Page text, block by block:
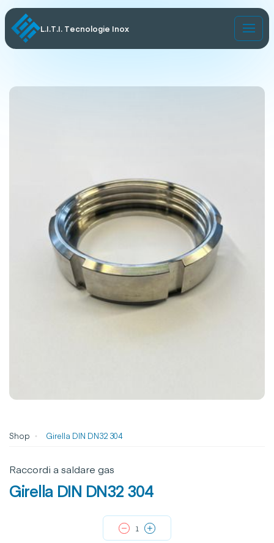
L.I.T.I. Tecnologie Inox
Shop Girella DIN DN32 304
Raccordi a saldare gas
Girella DIN DN32 304